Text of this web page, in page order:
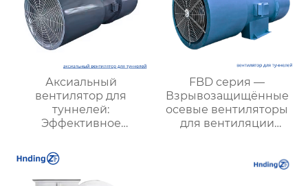
Аксиальный
вентилятор для
туннелей:
Эффективное
вентиляции
подземных объектов и
шахт
FBD серия —
Взрывозащищённые
осевые вентиляторы
для вентиляции
эффективные и